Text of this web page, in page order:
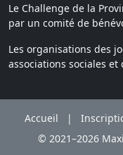
Le Challenge de la
par un comité de
Les organisations des
associations sociales
Accueil |
© 2021–2026